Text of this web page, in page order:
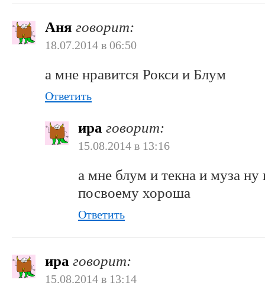
Аня говорит:
18.07.2014 в 06:50
а мне нравится Рокси и Блум
Ответить
ира говорит:
15.08.2014 в 13:16
а мне блум и текна и муза ну
посвоему хороша
Ответить
ира говорит:
15.08.2014 в 13:14